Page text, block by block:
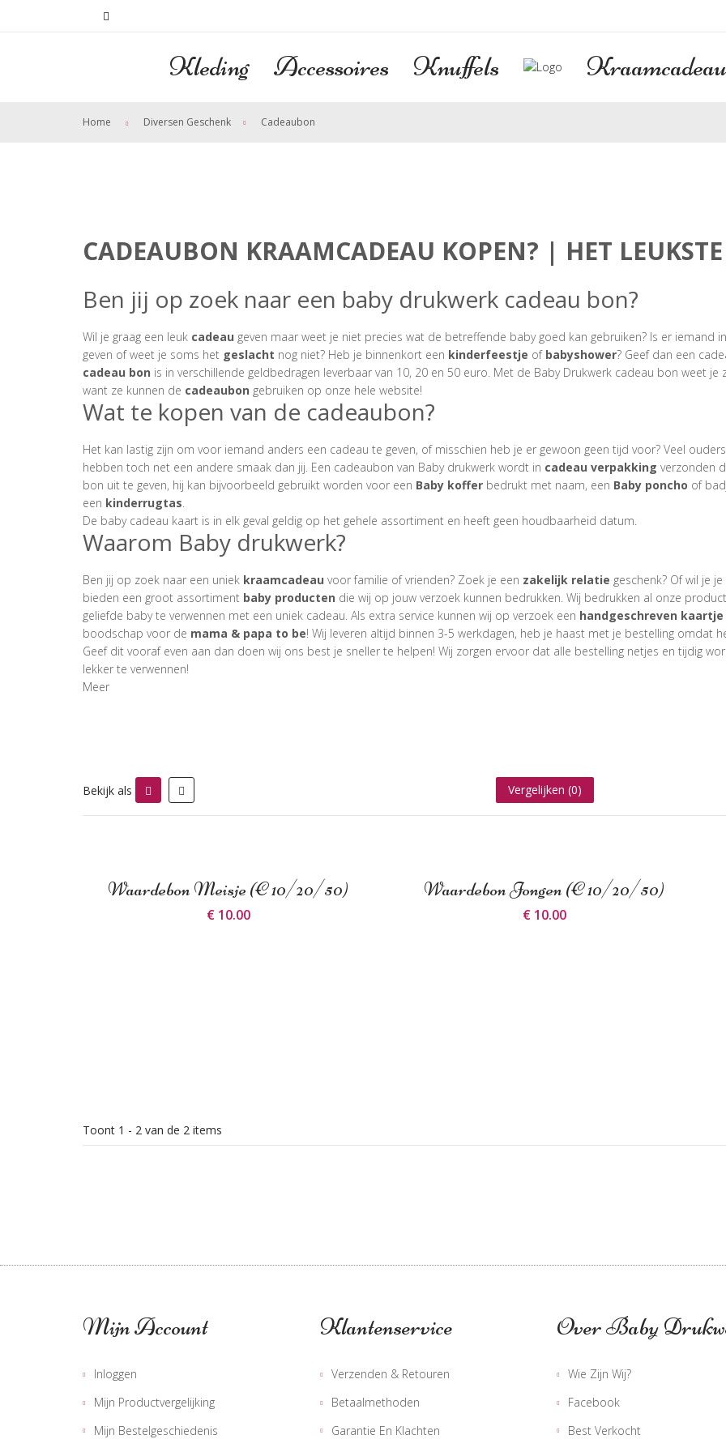
Kleding Accessoires Knuffels
Home Diversen Geschenk Cadeaubon
CADEAUBON KRAAMCADEAU KOPEN? | HET
Ben jij op zoek naar een baby drukwerk cadeau bon?
Wil je graag een leuk cadeau geven maar weet je niet precies wat de betreffende baby goed kan gebruiken? Is er iemand
geven of weet je soms het geslacht nog niet? Heb je binnenkort een kinderfeestje of babyshower? Geef dan een
cadeau bon is in verschillende geldbedragen leverbaar van 10, 20 en 50 euro. Met de Baby Drukwerk cadeau bon weet
want ze kunnen de cadeaubon gebruiken op onze hele website!
Wat te kopen van de cadeaubon?
Het kan lastig zijn om voor iemand anders een cadeau te geven, of misschien heb je er gewoon geen tijd voor? Veel
hebben toch net een andere smaak dan jij. Een cadeaubon van Baby drukwerk wordt in cadeau verpakking verzonden
bon uit te geven, hij kan bijvoorbeeld gebruikt worden voor een Baby koffer bedrukt met naam, een Baby poncho of
een kinderrugtas.
De baby cadeau kaart is in elk geval geldig op het gehele assortiment en heeft geen houdbaarheid datum.
Waarom Baby drukwerk?
Ben jij op zoek naar een uniek kraamcadeau voor familie of vrienden? Zoek je een zakelijk relatie geschenk? Of wil je
bieden een groot assortiment baby producten die wij op jouw verzoek kunnen bedrukken. Wij bedrukken al onze
geliefde baby te verwennen met een uniek cadeau. Als extra service kunnen wij op verzoek een handgeschreven kaartje
boodschap voor de mama & papa to be! Wij leveren altijd binnen 3-5 werkdagen, heb je haast met je bestelling omdat
Geef dit vooraf even aan dan doen wij ons best je sneller te helpen! Wij zorgen ervoor dat alle bestelling netjes en tijdig
lekker te verwennen!
Meer
Bekijk als Vergelijken (0)
Waardebon Meisje (€ 10/20/50)
€ 10.00
Waardebon Jongen (€ 10/20/50)
€ 10.00
Toont 1 - 2 van de 2 items
Mijn Account
Inloggen
Mijn Productvergelijking
Mijn Bestelgeschiedenis
Klantenservice
Verzenden & Retouren
Betaalmethoden
Garantie En Klachten
Over Baby
Wie Zijn Wij?
Facebook
Best Verkocht